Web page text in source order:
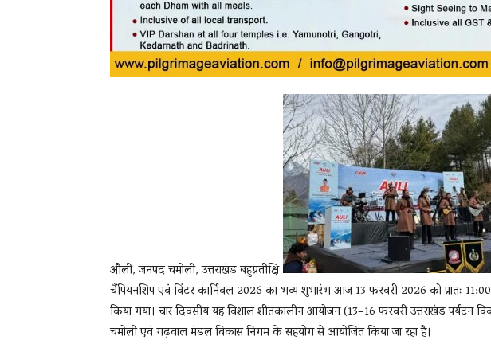
औली, जनपद चमोली, उत्तराखंड बहुप्रतीक्षि
चैंपियनशिप एवं विंटर कार्निवल 2026 का भव्य शुभारंभ आज 13 फरवरी 2026 को प्रातः
किया गया। चार दिवसीय यह विशाल शीतकालीन आयोजन (13–16 फरवरी उत्तराखंड पर्यटन
चमोली एवं गढ़वाल मंडल विकास निगम के सहयोग से आयोजित किया जा रहा है।